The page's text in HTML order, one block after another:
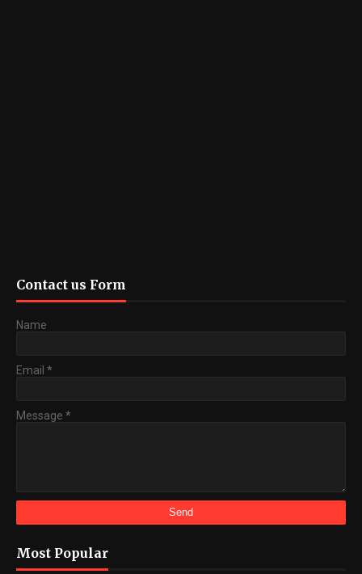
Contact us Form
Name
Email *
Message *
Most Popular